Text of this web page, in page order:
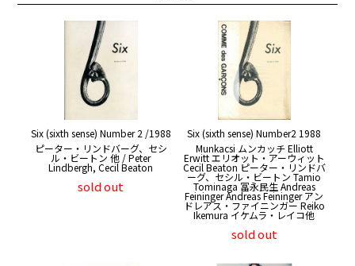
Six (sixth sense) Number 2 /1988
ピーター・リンドバーグ、セシ
ル・ビートン 他 / Peter
Lindbergh, Cecil Beaton
sold out
Six (sixth sense) Number2 1988
Munkacsi ムンカッチ Elliott
Erwitt エリオット・アーウィット
Cecil Beaton ピーター・リンドバ
ーグ、セシル・ビートン Tamio
Tominaga 冨永民生 Andreas
Feininger Andreas Feininger アン
ドレアス・ファイニンガー Reiko
Ikemura イケムラ・レイコ他
sold out